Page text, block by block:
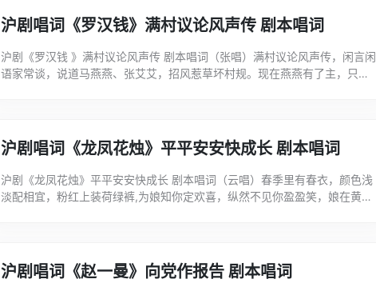
沪剧唱词《罗汉钱》满村议论风声传 剧本唱词
沪剧《罗汉钱 》满村议论风声传 剧本唱词（张唱）满村议论风声传，闲言闲
语家常谈，说道马燕燕、张艾艾，招风惹草坏村规。现在燕燕有了主，只剩
沪剧唱词《龙凤花烛》平平安安快成长 剧本唱词
沪剧《龙凤花烛》平平安安快成长 剧本唱词（云唱）春季里有春衣，颜色浅
淡配相宜，粉红上装荷绿裤,为娘知你定欢喜，纵然不见你盈盈笑，娘在黄泉
沪剧唱词《赵一曼》向党作报告 剧本唱词